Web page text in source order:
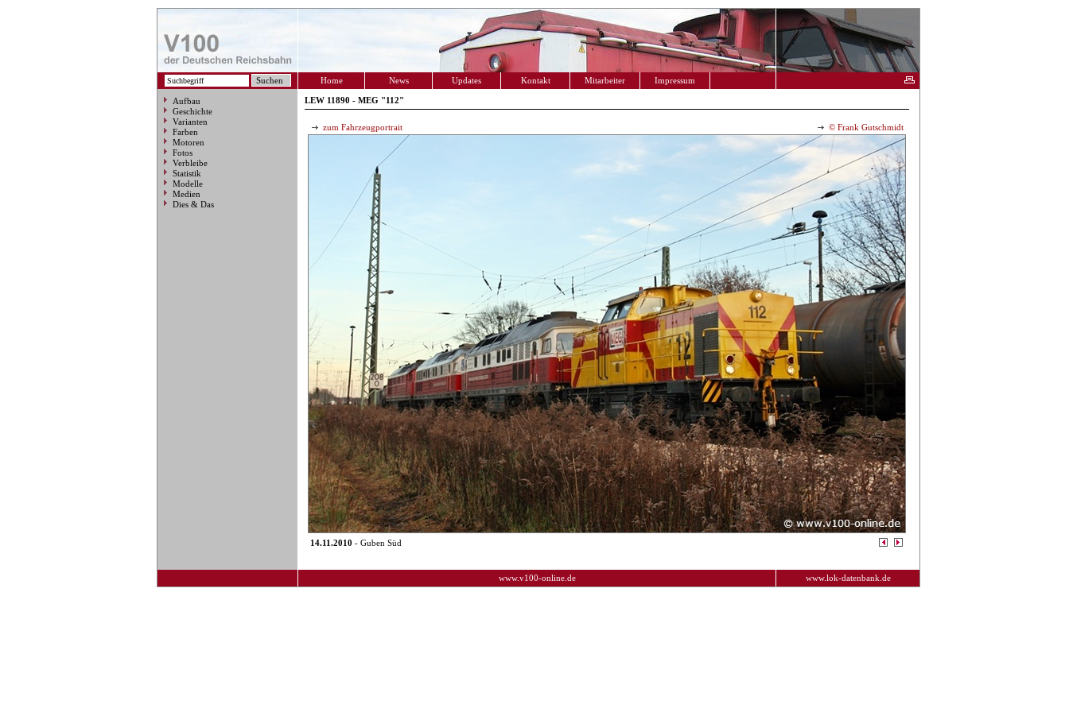
Home News Updates Kontakt Mitarbeiter Impressum
Aufbau
Geschichte
Varianten
Farben
Motoren
Fotos
Verbleibe
Statistik
Modelle
Medien
Dies & Das
LEW 11890 - MEG "112"
zum Fahrzeugportrait © Frank Gutschmidt
14.11.2010 - Guben Süd
www.v100-online.de www.lok-datenbank.de